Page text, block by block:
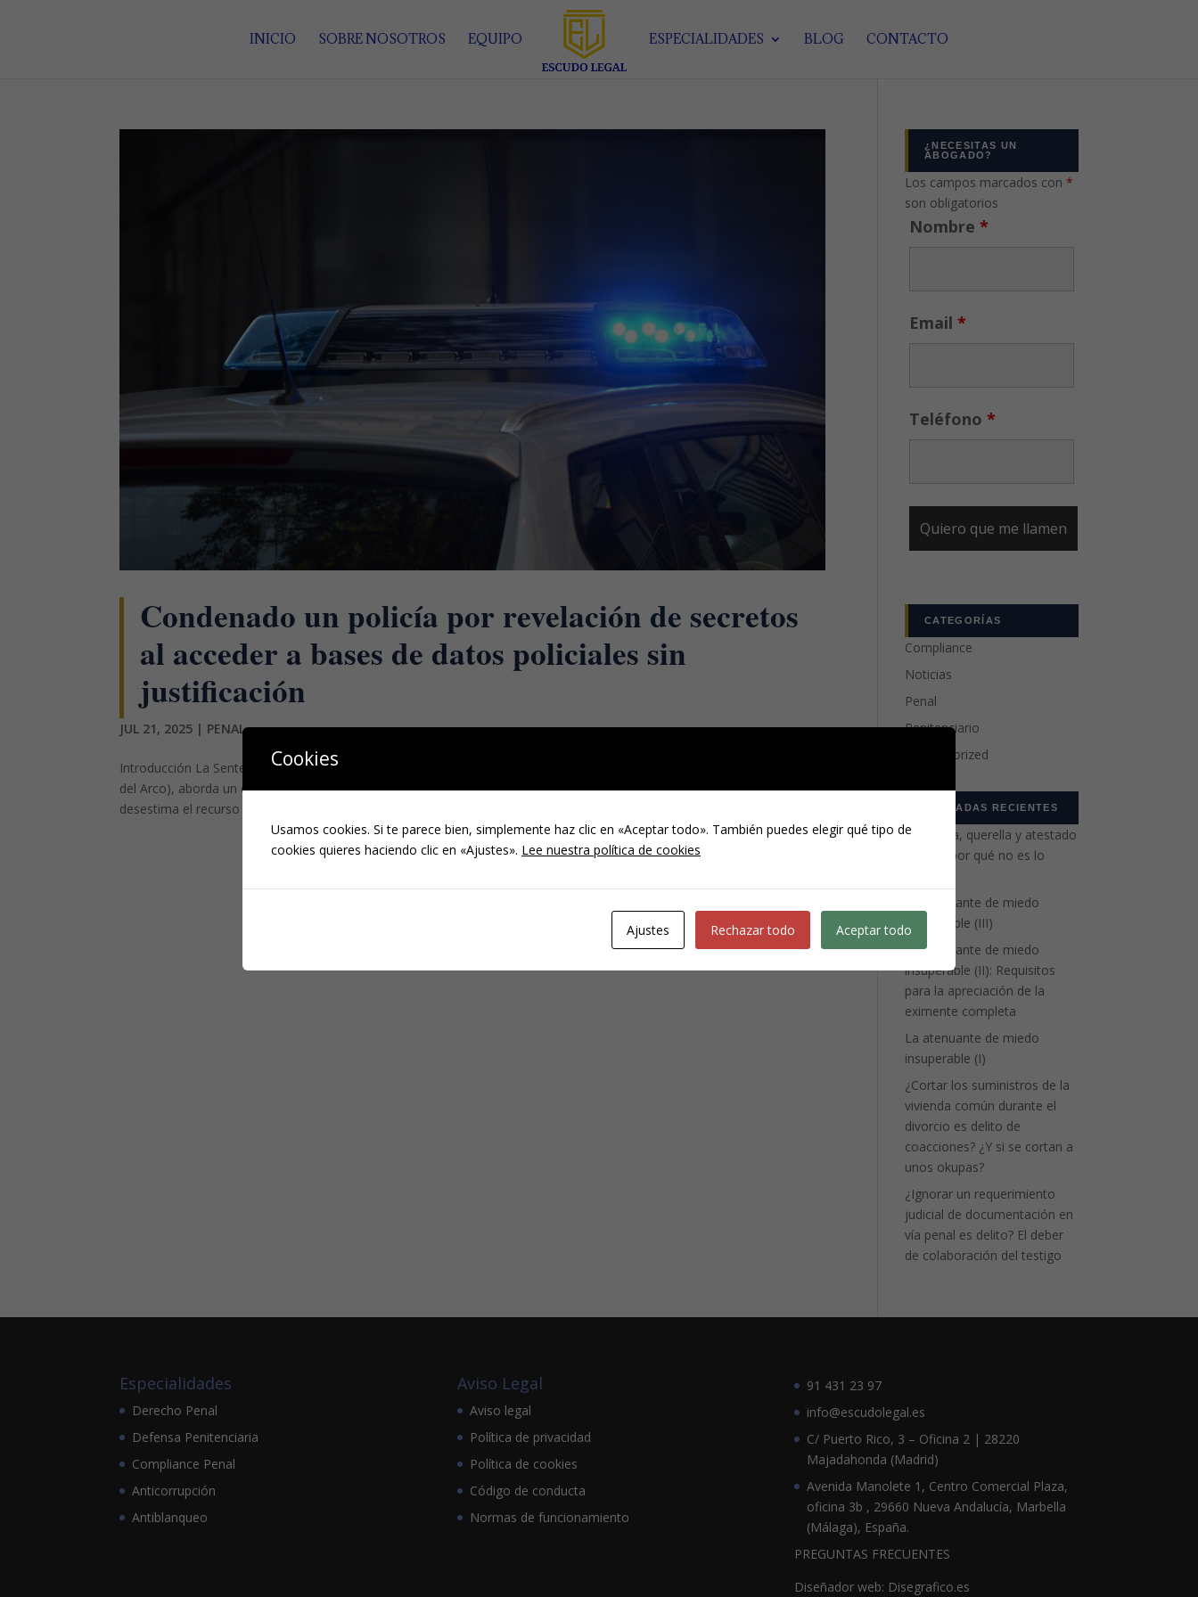
INICIO SOBRE NOSOTROS EQUIPO ESPECIALIDADES BLOG CONTACTO
Condenado un policía por revelación de secretos
al acceder a bases de datos policiales sin
justificación
JUL 21, 2025 | PENAL
Introducción La Sentencia del Tribunal Supremo (STS) nº 2868/2025, de 4 de junio (Ponente: Excmo. Sr. D. Andrés Palomo
del Arco), aborda un caso de descubrimiento y revelación de secretos por parte de un agente de policía. La sentencia
desestima el recurso de casación...
¿NECESITAS UN
ABOGADO?
Los campos marcados con*
son obligatorios
Nombre*
Email*
Teléfono*
CATEGORÍAS
Compliance
Noticias
Penal
Penitenciario
Uncategorized
ENTRADAS RECIENTES
Denuncia, querella y atestado
policial: por qué no es lo
La atenuante de miedo
insuperable (III)
La atenuante de miedo
insuperable (II): Requisitos
para la apreciación de la
eximente completa
La atenuante de miedo
insuperable (I)
¿Cortar los suministros de la
vivienda común durante el
divorcio es delito de
coacciones? ¿Y si se cortan a
unos okupas?
¿Ignorar un requerimiento
judicial de documentación en
vía penal es delito? El deber
de colaboración del testigo
Especialidades
Derecho Penal
Defensa Penitenciaria
Compliance Penal
Anticorrupción
Antiblanqueo
Aviso Legal
Aviso legal
Política de privacidad
Política de cookies
Código de conducta
Normas de funcionamiento
91 431 23 97
info@escudolegal.es
C/ Puerto Rico, 3 – Oficina 2 | 28220
Majadahonda (Madrid)
Avenida Manolete 1, Centro Comercial Plaza,
oficina 3b , 29660 Nueva Andalucía, Marbella
(Málaga), España.
PREGUNTAS FRECUENTES
Diseñador web: Disegrafico.es
Cookies
Usamos cookies. Si te parece bien, simplemente haz clic en «Aceptar todo». También puedes elegir qué tipo de
cookies quieres haciendo clic en «Ajustes». Lee nuestra política de cookies
Ajustes Rechazar todo Aceptar todo